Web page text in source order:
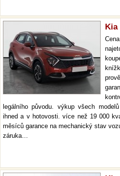
Kia
legálního původu. výkup všech
ihned a v hotovosti. více než 19 000
měsíců garance na mechanický stav
záruka…